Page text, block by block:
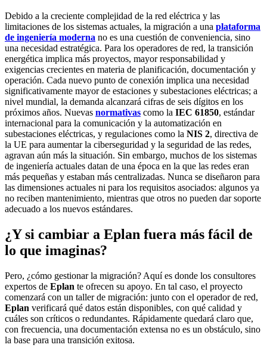
Debido a la creciente complejidad de la red eléctrica y las
limitaciones de los sistemas actuales, la migración a una plataforma
de ingeniería moderna no es una cuestión de conveniencia, sino
una necesidad estratégica. Para los operadores de red, la transición
energética implica más proyectos, mayor responsabilidad y
exigencias crecientes en materia de planificación, documentación y
operación. Cada nuevo punto de conexión implica una necesidad
significativamente mayor de estaciones y subestaciones eléctricas; a
nivel mundial, la demanda alcanzará cifras de seis dígitos en los
próximos años. Nuevas normativas como la IEC 61850, estándar
internacional para la comunicación y la automatización en
subestaciones eléctricas, y regulaciones como la NIS 2, directiva de
la UE para aumentar la ciberseguridad y la seguridad de las redes,
agravan aún más la situación. Sin embargo, muchos de los sistemas
de ingeniería actuales datan de una época en la que las redes eran
más pequeñas y estaban más centralizadas. Nunca se diseñaron para
las dimensiones actuales ni para los requisitos asociados: algunos ya
no reciben mantenimiento, mientras que otros no pueden dar soporte
adecuado a los nuevos estándares.
¿Y si cambiar a Eplan fuera más fácil de
lo que imaginas?
Pero, ¿cómo gestionar la migración? Aquí es donde los consultores
expertos de Eplan te ofrecen su apoyo. En tal caso, el proyecto
comenzará con un taller de migración: junto con el operador de red,
Eplan verificará qué datos están disponibles, con qué calidad y
cuáles son críticos o redundantes. Rápidamente quedará claro que,
con frecuencia, una documentación extensa no es un obstáculo, sino
la base para una transición exitosa.